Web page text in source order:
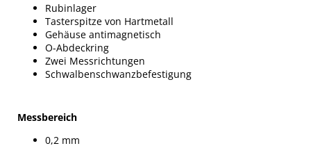
Rubinlager
Tasterspitze von Hartmetall
Gehäuse antimagnetisch
O-Abdeckring
Zwei Messrichtungen
Schwalbenschwanzbefestigung
Messbereich
0,2 mm